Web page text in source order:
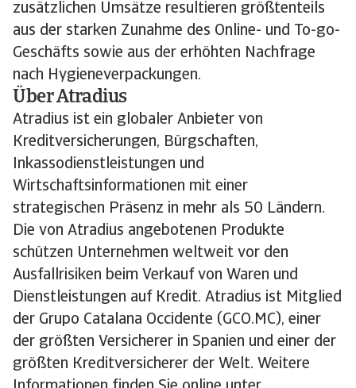
zusätzlichen Umsätze resultieren größtenteils
aus der starken Zunahme des Online- und To-go-
Geschäfts sowie aus der erhöhten Nachfrage
nach Hygieneverpackungen.
Über Atradius
Atradius ist ein globaler Anbieter von
Kreditversicherungen, Bürgschaften,
Inkassodienstleistungen und
Wirtschaftsinformationen mit einer
strategischen Präsenz in mehr als 50 Ländern.
Die von Atradius angebotenen Produkte
schützen Unternehmen weltweit vor den
Ausfallrisiken beim Verkauf von Waren und
Dienstleistungen auf Kredit. Atradius ist Mitglied
der Grupo Catalana Occidente (GCO.MC), einer
der größten Versicherer in Spanien und einer der
größten Kreditversicherer der Welt. Weitere